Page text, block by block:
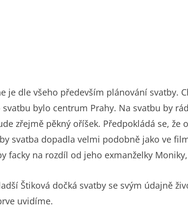
je dle všeho především plánování svatby.
bylo centrum Prahy. Na svatbu by
zřejmě pěkný oříšek. Předpokládá se, že
svatba dopadla velmi podobně jako ve
facky na rozdíl od jeho exmanželky
Štiková dočká svatby se svým údajně
uvidíme.